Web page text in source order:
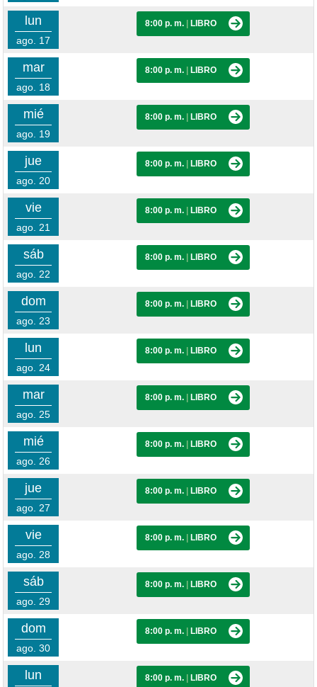
lun
ago. 17
8:00 p. m. LIBRO
mar
ago. 18
8:00 p. m. LIBRO
mié
ago. 19
8:00 p. m. LIBRO
jue
ago. 20
8:00 p. m. LIBRO
vie
ago. 21
8:00 p. m. LIBRO
sáb
ago. 22
8:00 p. m. LIBRO
dom
ago. 23
8:00 p. m. LIBRO
lun
ago. 24
8:00 p. m. LIBRO
mar
ago. 25
8:00 p. m. LIBRO
mié
ago. 26
8:00 p. m. LIBRO
jue
ago. 27
8:00 p. m. LIBRO
vie
ago. 28
8:00 p. m. LIBRO
sáb
ago. 29
8:00 p. m. LIBRO
dom
ago. 30
8:00 p. m. LIBRO
lun 8:00 p. m. LIBRO